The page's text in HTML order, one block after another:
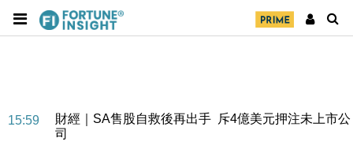
15:59
財經｜SA售股自救後再出手 斥4億美元押注未上市公
司